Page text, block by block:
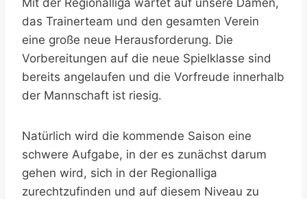
das Trainerteam und den gesamten Verein
eine große neue Herausforderung. Die
Vorbereitungen auf die neue Spielklasse sind
bereits angelaufen und die Vorfreude innerhalb
der Mannschaft ist riesig.
Natürlich wird die kommende Saison eine
schwere Aufgabe, in der es zunächst darum
gehen wird, sich in der Regionalliga
zurechtzufinden und auf diesem Niveau zu